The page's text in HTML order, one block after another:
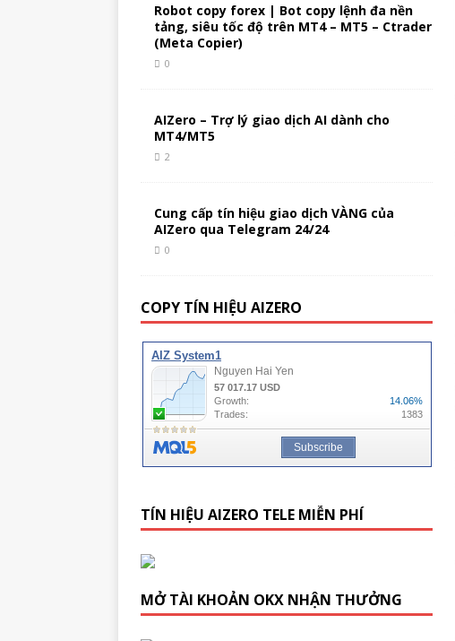
Robot copy forex | Bot copy lệnh đa nền
tảng, siêu tốc độ trên MT4 – MT5 – Ctrader
(Meta Copier)
0
AIZero – Trợ lý giao dịch AI dành cho
MT4/MT5
2
Cung cấp tín hiệu giao dịch VÀNG của
AIZero qua Telegram 24/24
0
COPY TÍN HIỆU AIZERO
TÍN HIỆU AIZERO TELE MIỄN PHÍ
MỞ TÀI KHOẢN OKX NHẬN THƯỞNG